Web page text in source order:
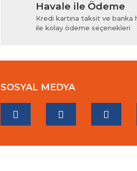
Havale ile Ödeme
Kredi kartına taksit ve banka
ile kolay ödeme seçenekleri
SOSYAL MEDYA